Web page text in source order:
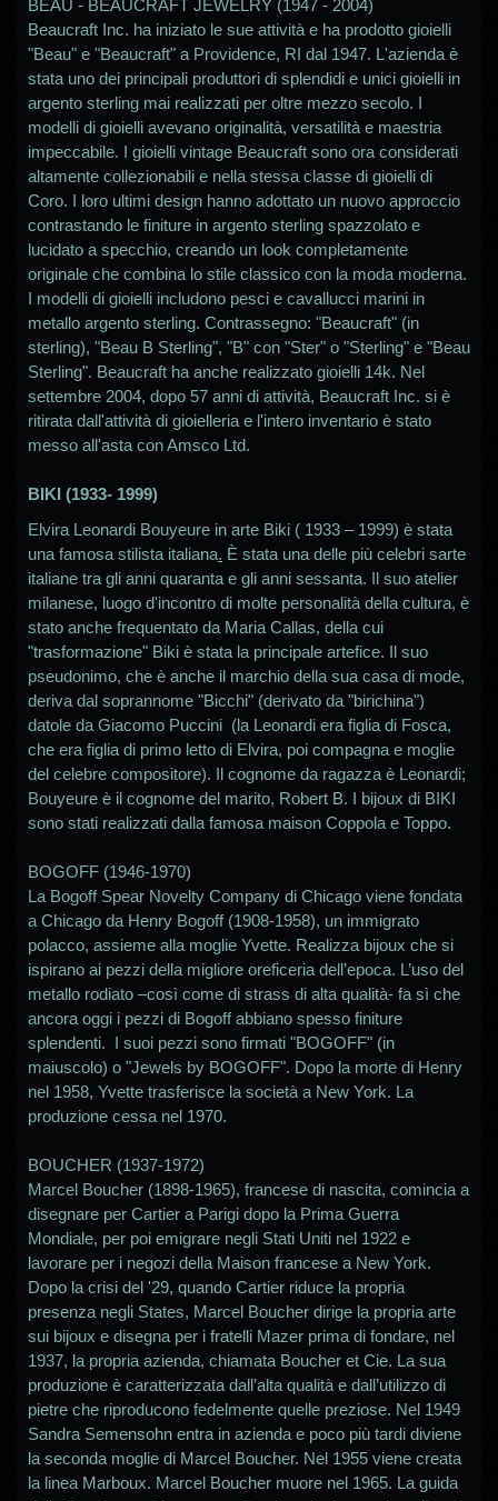
BEAU - BEAUCRAFT JEWELRY (1947 - 2004)
Beaucraft Inc. ha iniziato le sue attività e ha prodotto gioielli
"Beau" e "Beaucraft" a Providence, RI dal 1947. L'azienda è
stata uno dei principali produttori di splendidi e unici gioielli in
argento sterling mai realizzati per oltre mezzo secolo. I
modelli di gioielli avevano originalità, versatilità e maestria
impeccabile. I gioielli vintage Beaucraft sono ora considerati
altamente collezionabili e nella stessa classe di gioielli di
Coro. I loro ultimi design hanno adottato un nuovo approccio
contrastando le finiture in argento sterling spazzolato e
lucidato a specchio, creando un look completamente
originale che combina lo stile classico con la moda moderna.
I modelli di gioielli includono pesci e cavallucci marini in
metallo argento sterling. Contrassegno: "Beaucraft" (in
sterling), "Beau B Sterling", "B" con "Ster" o "Sterling" e "Beau
Sterling". Beaucraft ha anche realizzato gioielli 14k. Nel
settembre 2004, dopo 57 anni di attività, Beaucraft Inc. si è
ritirata dall'attività di gioielleria e l'intero inventario è stato
messo all'asta con Amsco Ltd.
BIKI (1933- 1999)
Elvira Leonardi Bouyeure in arte Biki ( 1933 –1999) è stata
una famosa stilista italiana. È stata una delle più celebri sarte
italiane tra gli anni quaranta e gli anni sessanta. Il suo atelier
milanese, luogo d'incontro di molte personalità della cultura, è
stato anche frequentato da Maria Callas, della cui
"trasformazione" Biki è stata la principale artefice. Il suo
pseudonimo, che è anche il marchio della sua casa di mode,
deriva dal soprannome "Bicchi" (derivato da "birichina")
datole da Giacomo Puccini (la Leonardi era figlia di Fosca,
che era figlia di primo letto di Elvira, poi compagna e moglie
del celebre compositore). Il cognome da ragazza è Leonardi;
Bouyeure è il cognome del marito, Robert B. I bijoux di BIKI
sono stati realizzati dalla famosa maison Coppola e Toppo.
BOGOFF (1946-1970)
La Bogoff Spear Novelty Company di Chicago viene fondata
a Chicago da Henry Bogoff (1908-1958), un immigrato
polacco, assieme alla moglie Yvette. Realizza bijoux che si
ispirano ai pezzi della migliore oreficeria dell’epoca. L’uso del
metallo rodiato –così come di strass di alta qualità- fa sì che
ancora oggi i pezzi di Bogoff abbiano spesso finiture
splendenti. I suoi pezzi sono firmati "BOGOFF" (in
maiuscolo) o "Jewels by BOGOFF". Dopo la morte di Henry
nel 1958, Yvette trasferisce la società a New York. La
produzione cessa nel 1970.
BOUCHER (1937-1972)
Marcel Boucher (1898-1965), francese di nascita, comincia a
disegnare per Cartier a Parigi dopo la Prima Guerra
Mondiale, per poi emigrare negli Stati Uniti nel 1922 e
lavorare per i negozi della Maison francese a New York.
Dopo la crisi del '29, quando Cartier riduce la propria
presenza negli States, Marcel Boucher dirige la propria arte
sui bijoux e disegna per i fratelli Mazer prima di fondare, nel
1937, la propria azienda, chiamata Boucher et Cie. La sua
produzione è caratterizzata dall’alta qualità e dall’utilizzo di
pietre che riproducono fedelmente quelle preziose. Nel 1949
Sandra Semensohn entra in azienda e poco più tardi diviene
la seconda moglie di Marcel Boucher. Nel 1955 viene creata
la linea Marboux. Marcel Boucher muore nel 1965. La guida